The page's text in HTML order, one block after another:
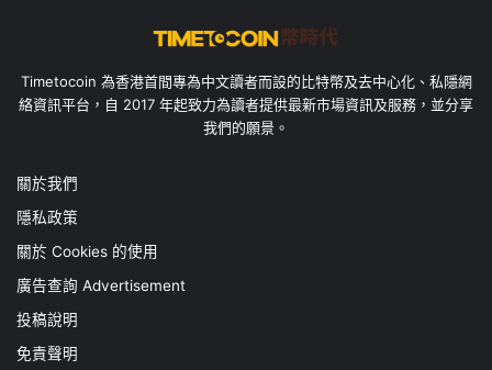
Timetocoin 為香港首間專為中文讀者而設的比特幣及去中心化、私隱網
絡資訊平台，自 2017 年起致力為讀者提供最新市場資訊及服務，並分享
我們的願景。
關於我們
隱私政策
關於 Cookies 的使用
廣告查詢 Advertisement
投稿說明
免責聲明